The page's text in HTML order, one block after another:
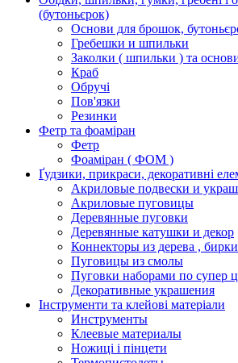
(бутоньєрок)
Основи для брошок,
Гребешки и шпильки
Заколки ( шпильки ) та
Краб
Обручі
Пов'язки
Резинки
Фетр та фоаміран
Фетр
Фоаміран ( ФОМ )
Ґудзики, прикраси, декоративні
Акриловые подвески и
Акриловые пуговицы
Деревянные пуговки
Деревянные катушки и декор
Коннекторы из дерева ,
Пуговицы из смолы
Пуговки наборами по супер
Декоративные украшения
Інструменти та клейові матеріали
Инструменты
Клеевые материалы
Ножиці і пінцети